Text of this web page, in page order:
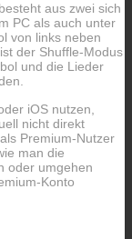
aus zwei sich
PC als auch unter
von links neben
der Shuffle-Modus
und die Lieder
iOS nutzen,
nicht direkt
Premium-Nutzer
man die
oder umgehen
Konto